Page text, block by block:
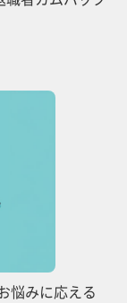
悩みに応える